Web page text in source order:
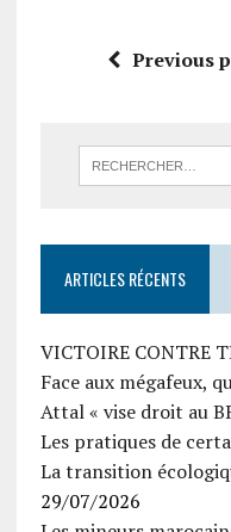
Previous
ARTICLES RÉCENTS
VICTOIRE CONTRE
Face aux mégafeux,
Attal « vise droit au
Les pratiques de
La transition
29/07/2026